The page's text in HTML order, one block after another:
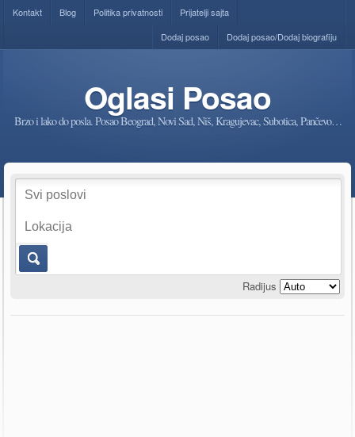
Kontakt Blog Politika privatnosti
Prijatelji sajta
Dodaj posao/Dodaj biografiju
Dodaj posao
Oglasi Posao
Brzo i lako do posla. Posao Beograd, Novi Sad, Niš, Kragujevac, Subotica, Pančevo…
Radijus